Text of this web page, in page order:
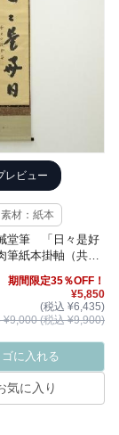
レビュー
素材：紙本
堂筆 「日々是好
筆紙本掛軸（共
期間限定35％OFF！
¥5,850
(税込 ¥6,435)
¥9,000 (税込 ¥9,900)
ゴに入れる
気に入り